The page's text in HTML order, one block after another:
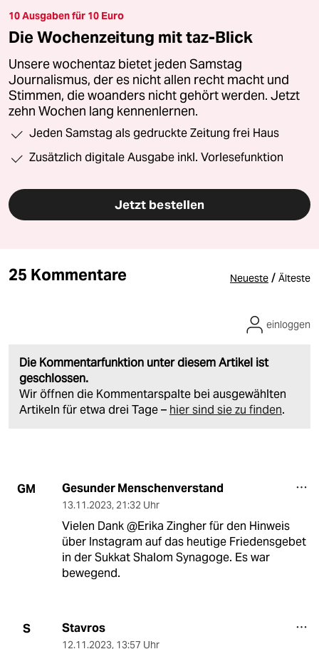
10 Ausgaben für 10 Euro
Die Wochenzeitung mit taz-Blick
Unsere wochentaz bietet jeden Samstag
Journalismus, der es nicht allen recht macht und
Stimmen, die woanders nicht gehört werden. Jetzt
zehn Wochen lang kennenlernen.
Jeden Samstag als gedruckte Zeitung frei Haus
Zusätzlich digitale Ausgabe inkl. Vorlesefunktion
Jetzt bestellen
25 Kommentare Neueste / Älteste
Die Kommentarfunktion unter diesem Artikel ist
geschlossen.
Wir öffnen die Kommentarspalte bei ausgewählten
Artikeln für etwa drei Tage – hier sind sie zu finden.
einloggen
GM Gesunder Menschenverstand
13.11.2023, 21:32 Uhr
Vielen Dank @Erika Zingher für den Hinweis
über Instagram auf das heutige Friedensgebet
in der Sukkat Shalom Synagoge. Es war
bewegend.
S Stavros
12.11.2023, 13:57 Uhr